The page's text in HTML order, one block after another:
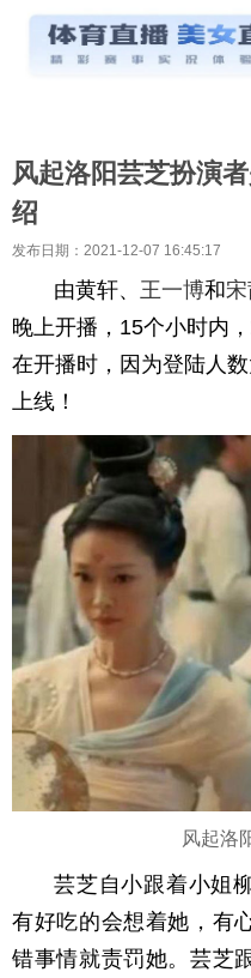
风起洛阳芸芝扮演
绍
发布日期：2021-12-07 16:45:17
由黄轩、 王一博和
晚上开播，15个小时内
在开播时，因为登陆人
上线！
风起洛
芸芝自小跟着小姐
有好吃的会想着她，有
错事情就责罚她。芸芝